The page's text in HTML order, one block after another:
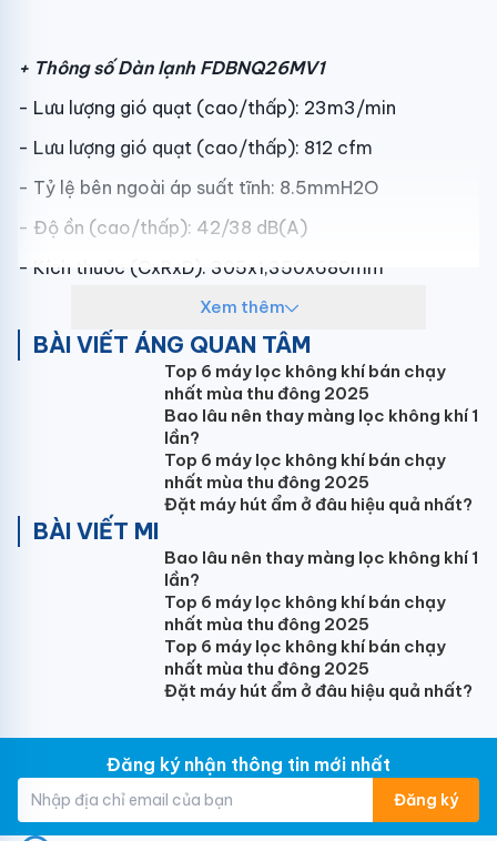
+ Thông số Dàn lạnh FDBNQ26MV1
- Lưu lượng gió quạt (cao/thấp): 23m3/min
- Lưu lượng gió quạt (cao/thấp): 812 cfm
- Tỷ lệ bên ngoài áp suất tĩnh: 8.5mmH2O
- Độ ồn (cao/thấp): 42/38 dB(A)
- Kích thước (CxRxD): 305x1,350x680mm
- Dãy hoạt động được chứng nhận: 14 đến 25 CWB
+ Thông số Dàn nóngRNQ26MV1
- Máy nén kiểu quay dạng kín
- Công suất động cơ điện máy nén 2.2kW
- Môi chất lạnh R410A: 2.0kg (nạp cho 10m)
- Độ ồn: 54dB(A)
- Kích thước (CxRxD): 735x825x300mm
- Khối lượng dàn nóng RNQ09MV1: 56kg
- Dãy hoạt động được chứng nhận: 21 đến 46 CDB
- Kích thước đường ống lỏng: Ø9.5mm
Xem thêm
BÀI VIẾT ÁNG QUAN TÂM
Top 6 máy lọc không khí bán chạy
nhất mùa thu đông 2025
Bao lâu nên thay màng lọc không khí 1
lần?
Top 6 máy lọc không khí bán chạy
nhất mùa thu đông 2025
Đặt máy hút ẩm ở đâu hiệu quả nhất?
BÀI VIẾT MI
Bao lâu nên thay màng lọc không khí 1
lần?
Top 6 máy lọc không khí bán chạy
nhất mùa thu đông 2025
Top 6 máy lọc không khí bán chạy
nhất mùa thu đông 2025
Đặt máy hút ẩm ở đâu hiệu quả nhất?
Đăng ký nhận thông tin mới nhất
Đăng ký